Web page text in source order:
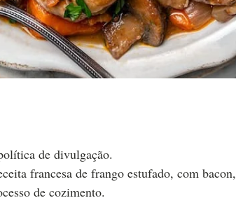
de divulgação.
francesa de frango estufado, com bacon,
de cozimento.